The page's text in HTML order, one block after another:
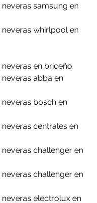
samsung en
neveras whirlpool en
en briceño.
abba en
bosch en
centrales en
challenger en
challenger en
neveras electrolux en